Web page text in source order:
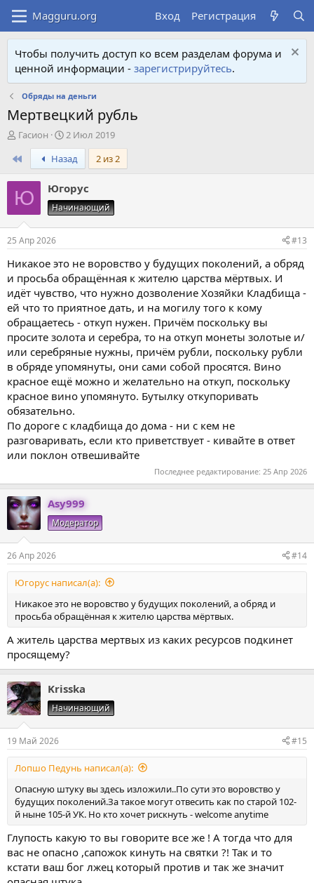
Вход Регистрация
Чтобы получить доступ ко всем разделам форума и
ценной информации - зарегистрируйтесь.
Обряды на деньги
Мертвецкий рубль
А
т
р
т
м
ы
Гасион
Д
а
т
а
н
а
ч
а
2 Июл 2019
Назад 2 из 2
Ю Югорус
Начинающий
25 Апр 2026 #13
Никакое это не воровство у будущих поколений, а обряд
и просьба обращённая к жителю царства мёртвых. И
идёт чувство, что нужно дозволение Хозяйки Кладбища -
ей что то приятное дать, и на могилу того к кому
обращаетесь - откуп нужен. Причём поскольку вы
просите золота и серебра, то на откуп монеты золотые и/
или серебряные нужны, причём рубли, поскольку рубли
в обряде упомянуты, они сами собой просятся. Вино
красное ещё можно и желательно на откуп, поскольку
красное вино упомянуто. Бутылку откупоривать
обязательно.
По дороге с кладбища до дома - ни с кем не
разговаривать, если кто приветствует - кивайте в ответ
или поклон отвешивайте
Последнее редактирование: 25 Апр 2026
Asy999
Модератор
26 Апр 2026 #14
Югорус написал(а):
Никакое это не воровство у будущих поколений, а обряд и
просьба обращённая к жителю царства мёртвых.
А житель царства мертвых из каких ресурсов подкинет
просящему?
Krisska
Начинающий
19 Май 2026 #15
Лопшо Педунь написал(а):
Опасную штуку вы здесь изложили..По сути это воровство у
будущих поколений.За такое могут отвесить как по старой 102-
й ныне 105-й УК. Но кто хочет рискнуть - welcome anytime
Глупость какую то вы говорите все же ! А тогда что для
вас не опасно ,сапожок кинуть на святки ?! Так и то
кстати ваш бог лжец который против и так же значит